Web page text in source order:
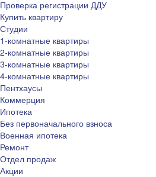
Проверка регистрации ДДУ
Купить квартиру
Студии
1-комнатные квартиры
2-комнатные квартиры
3-комнатные квартиры
4-комнатные квартиры
Пентхаусы
Коммерция
Ипотека
Без первоначального взноса
Военная ипотека
Ремонт
Отдел продаж
Акции